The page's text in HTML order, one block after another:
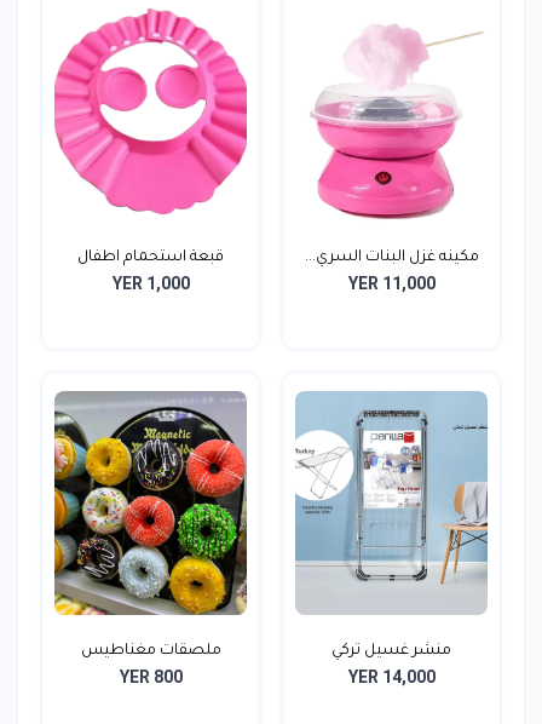
مكينه غزل البنات السري...
YER 11,000
قبعة استحمام اطفال
YER 1,000
منشر غسيل تركي
YER 14,000
ملصقات مغناطيس
للثلاجة...
YER 800